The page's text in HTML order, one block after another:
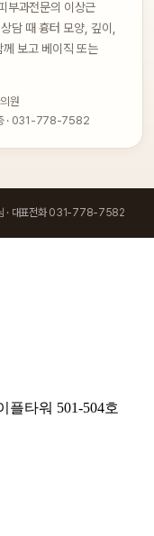
부과전문의 이상근
담 때 흉터 모양, 깊이,
보고 베이직 또는
원
층 · 031-778-7582
님 · 대표전화 031-778-7582
플타워 501-504호